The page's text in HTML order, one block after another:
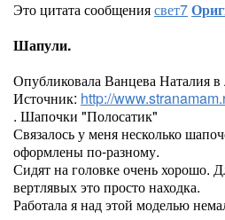
Это цитата сообщениясвет7
Шапули.
Опубликовала Ванцева Наталия
Источник: http://
. Шапочки "Полосатик"
Связалось у меня несколько
оформлены по-разному.
Сидят на головке очень хорошо.
вертлявых это просто находка.
Работала я над этой моделью